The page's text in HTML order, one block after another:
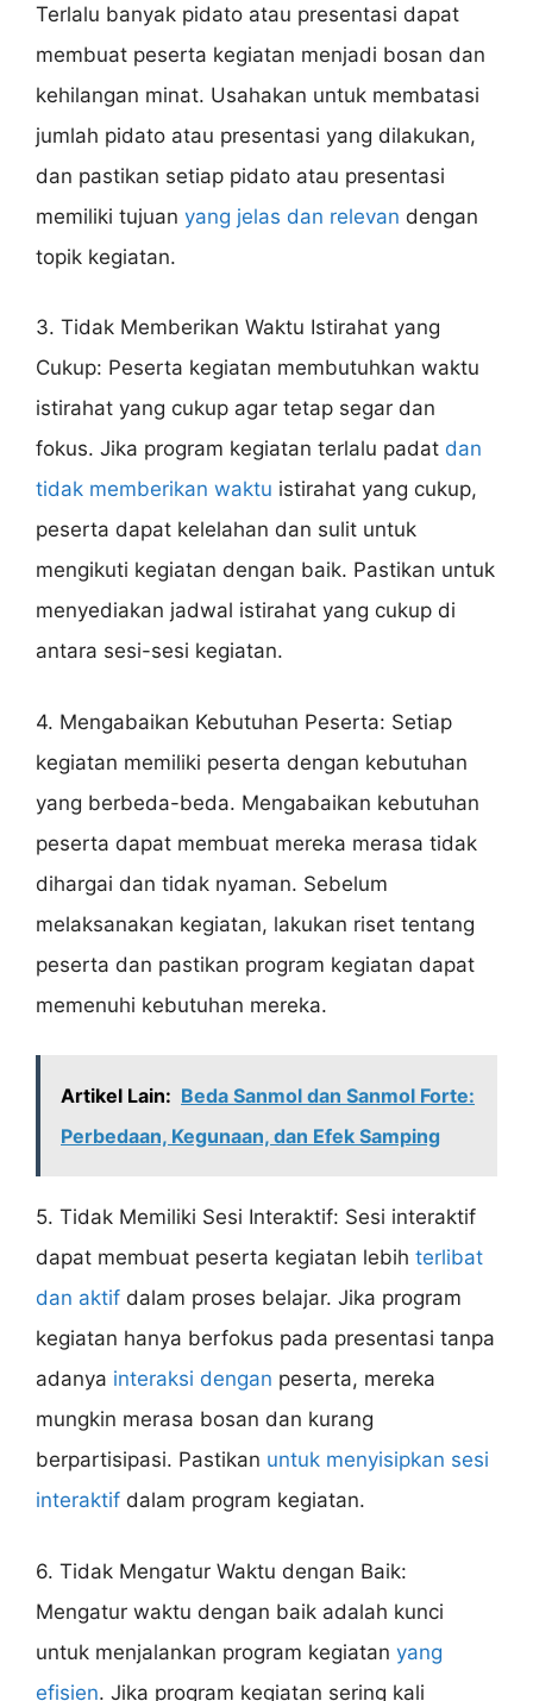
Terlalu banyak pidato atau presentasi dapat
membuat peserta kegiatan menjadi bosan dan
kehilangan minat. Usahakan untuk membatasi
jumlah pidato atau presentasi yang dilakukan,
dan pastikan setiap pidato atau presentasi
memiliki tujuan yang jelas dan relevan dengan
topik kegiatan.
3. Tidak Memberikan Waktu Istirahat yang
Cukup: Peserta kegiatan membutuhkan waktu
istirahat yang cukup agar tetap segar dan
fokus. Jika program kegiatan terlalu padat dan
tidak memberikan waktu istirahat yang cukup,
peserta dapat kelelahan dan sulit untuk
mengikuti kegiatan dengan baik. Pastikan untuk
menyediakan jadwal istirahat yang cukup di
antara sesi-sesi kegiatan.
4. Mengabaikan Kebutuhan Peserta: Setiap
kegiatan memiliki peserta dengan kebutuhan
yang berbeda-beda. Mengabaikan kebutuhan
peserta dapat membuat mereka merasa tidak
dihargai dan tidak nyaman. Sebelum
melaksanakan kegiatan, lakukan riset tentang
peserta dan pastikan program kegiatan dapat
memenuhi kebutuhan mereka.
Artikel Lain: Beda Sanmol dan Sanmol Forte:
Perbedaan, Kegunaan, dan Efek Samping
5. Tidak Memiliki Sesi Interaktif: Sesi interaktif
dapat membuat peserta kegiatan lebih terlibat
dan aktif dalam proses belajar. Jika program
kegiatan hanya berfokus pada presentasi tanpa
adanya interaksi dengan peserta, mereka
mungkin merasa bosan dan kurang
berpartisipasi. Pastikan untuk menyisipkan sesi
interaktif dalam program kegiatan.
6. Tidak Mengatur Waktu dengan Baik:
Mengatur waktu dengan baik adalah kunci
untuk menjalankan program kegiatan yang
efisien. Jika program kegiatan sering kali